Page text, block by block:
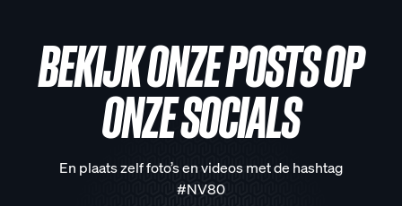
BEKIJK ONZE POSTS OP
ONZE SOCIALS
En plaats zelf foto’s en videos met de hashtag
#NV80